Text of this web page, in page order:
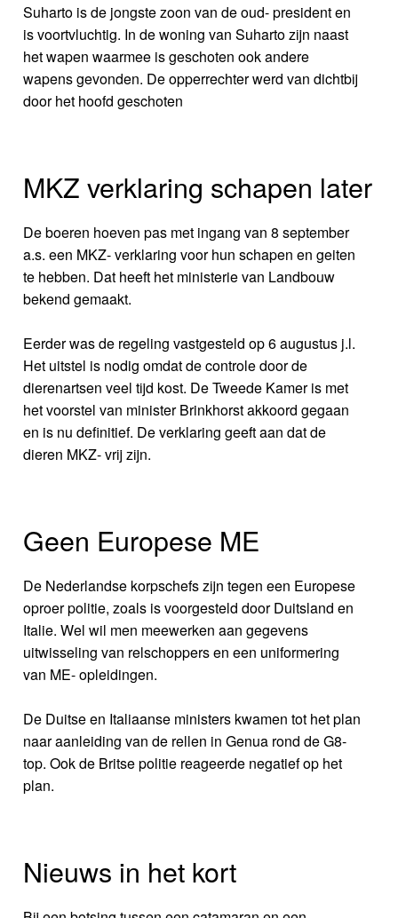
Suharto is de jongste zoon van de oud- president en
is voortvluchtig. In de woning van Suharto zijn naast
het wapen waarmee is geschoten ook andere
wapens gevonden. De opperrechter werd van dichtbij
door het hoofd geschoten
MKZ verklaring schapen later
De boeren hoeven pas met ingang van 8 september
a.s. een MKZ- verklaring voor hun schapen en geiten
te hebben. Dat heeft het ministerie van Landbouw
bekend gemaakt.
Eerder was de regeling vastgesteld op 6 augustus j.l.
Het uitstel is nodig omdat de controle door de
dierenartsen veel tijd kost. De Tweede Kamer is met
het voorstel van minister Brinkhorst akkoord gegaan
en is nu definitief. De verklaring geeft aan dat de
dieren MKZ- vrij zijn.
Geen Europese ME
De Nederlandse korpschefs zijn tegen een Europese
oproer politie, zoals is voorgesteld door Duitsland en
Italie. Wel wil men meewerken aan gegevens
uitwisseling van relschoppers en een uniformering
van ME- opleidingen.
De Duitse en Italiaanse ministers kwamen tot het plan
naar aanleiding van de rellen in Genua rond de G8-
top. Ook de Britse politie reageerde negatief op het
plan.
Nieuws in het kort